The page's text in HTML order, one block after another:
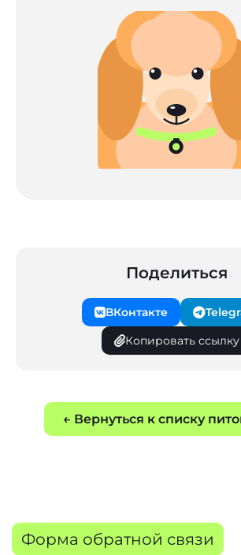
Поделиться
ВКонтакте
Копировать ссылку
← Вернуться к списку
Форма обратной связи